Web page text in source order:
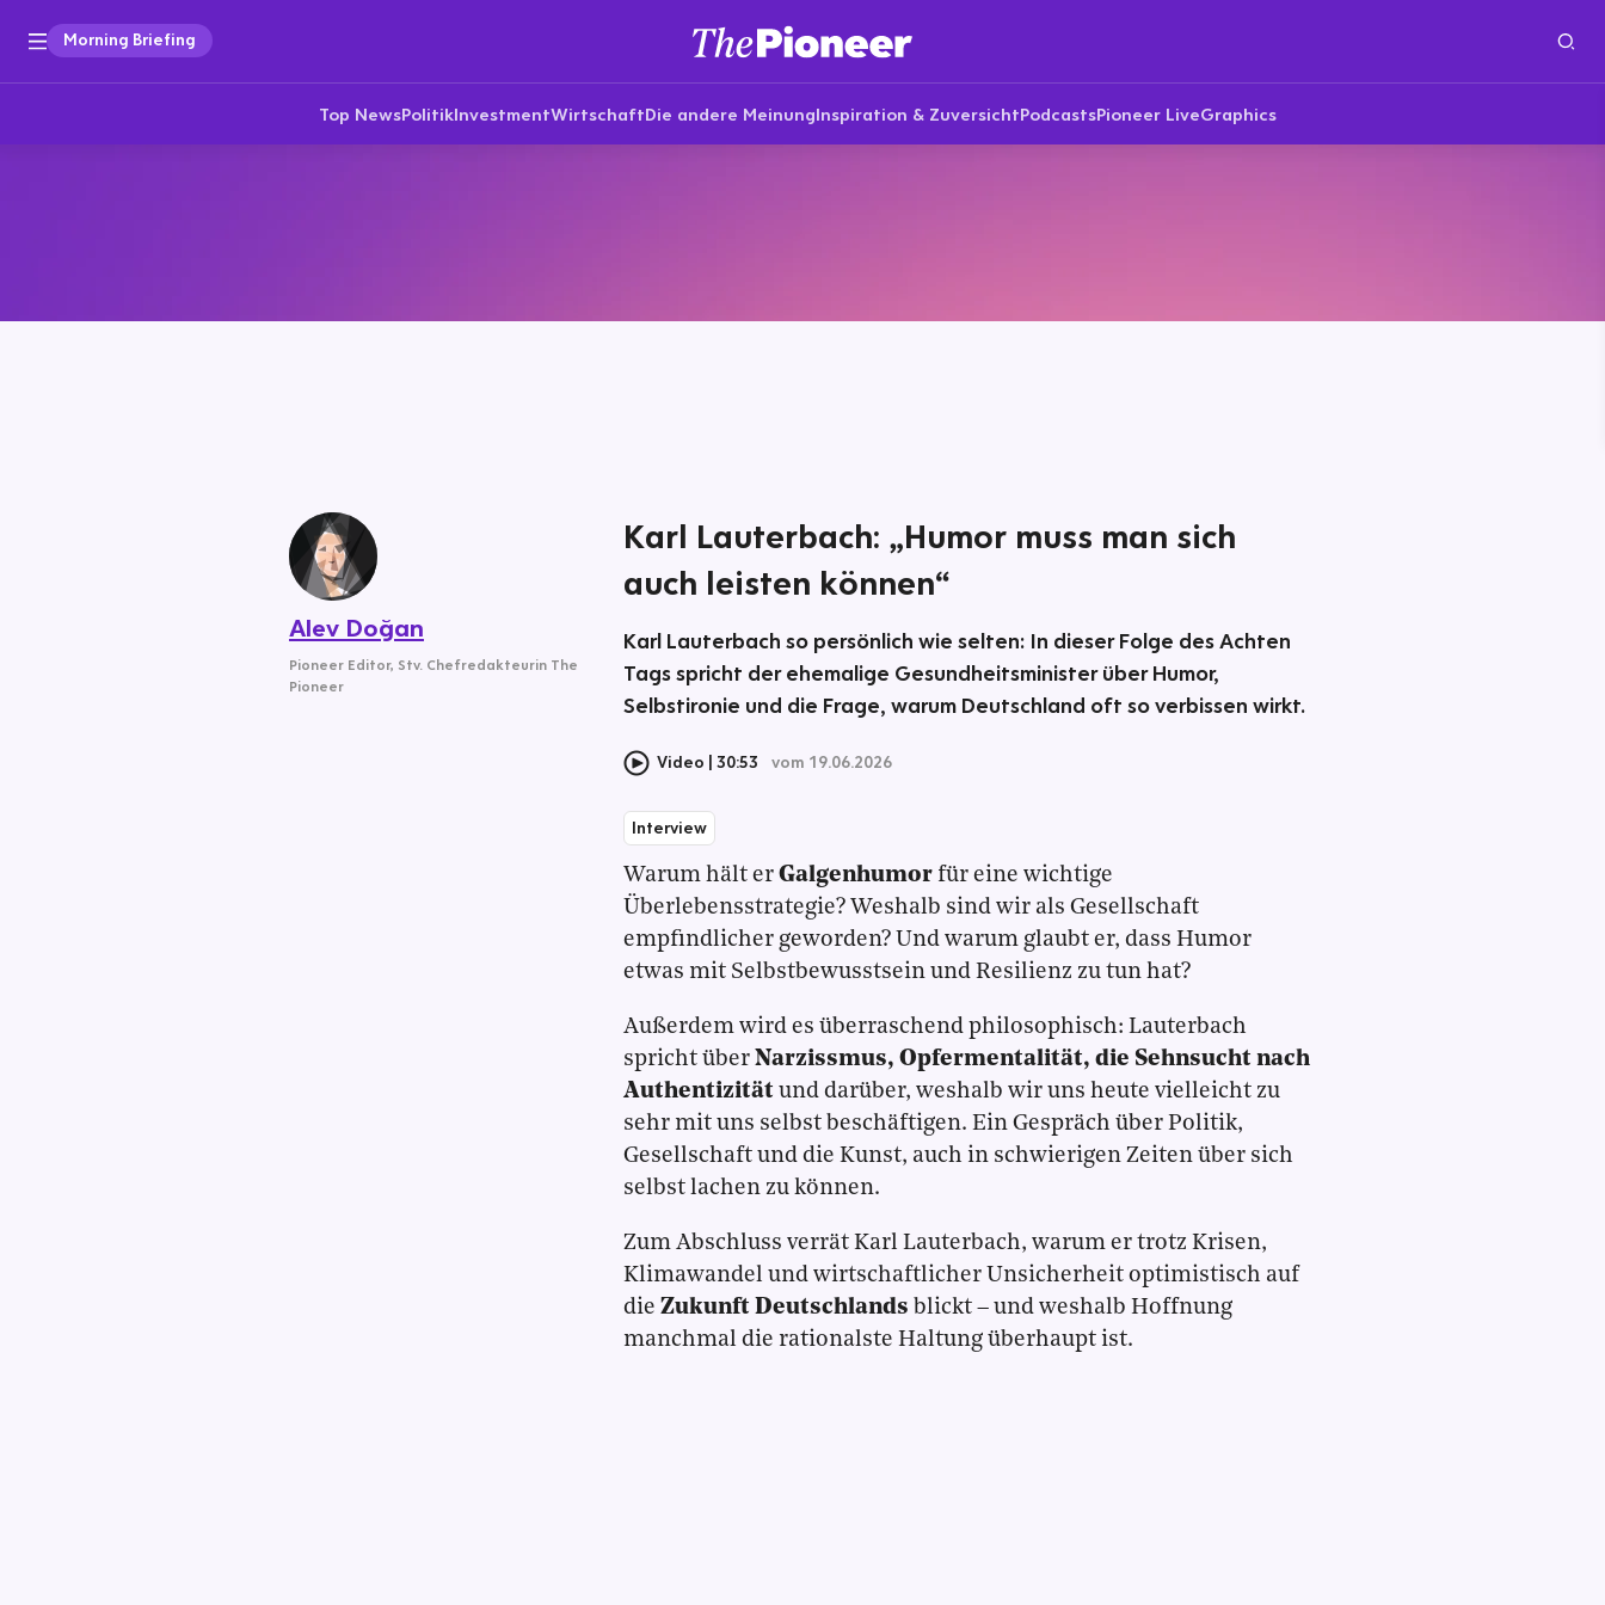
Morning Briefing
Top NewsPolitikInvestmentWirtschaftDie andere MeinungInspiration & ZuversichtPodcastsPioneer LiveGraphics
Alev Doğan
Pioneer Editor, Stv. Chefredakteurin The
Pioneer
Karl Lauterbach: „Humor muss man sich
auch leisten können“
Karl Lauterbach so persönlich wie selten: In dieser Folge des Achten
Tags spricht der ehemalige Gesundheitsminister über Humor,
Selbstironie und die Frage, warum Deutschland oft so verbissen wirkt.
Video 30:53 vom 19.06.2026
Interview
Warum hält er Galgenhumor für eine wichtige
Überlebensstrategie? Weshalb sind wir als Gesellschaft
empfindlicher geworden? Und warum glaubt er, dass Humor
etwas mit Selbstbewusstsein und Resilienz zu tun hat?
Außerdem wird es überraschend philosophisch: Lauterbach
spricht über Narzissmus, Opfermentalität, die Sehnsucht nach
Authentizität und darüber, weshalb wir uns heute vielleicht zu
sehr mit uns selbst beschäftigen. Ein Gespräch über Politik,
Gesellschaft und die Kunst, auch in schwierigen Zeiten über sich
selbst lachen zu können.
Zum Abschluss verrät Karl Lauterbach, warum er trotz Krisen,
Klimawandel und wirtschaftlicher Unsicherheit optimistisch auf
die Zukunft Deutschlands blickt – und weshalb Hoffnung
manchmal die rationalste Haltung überhaupt ist.